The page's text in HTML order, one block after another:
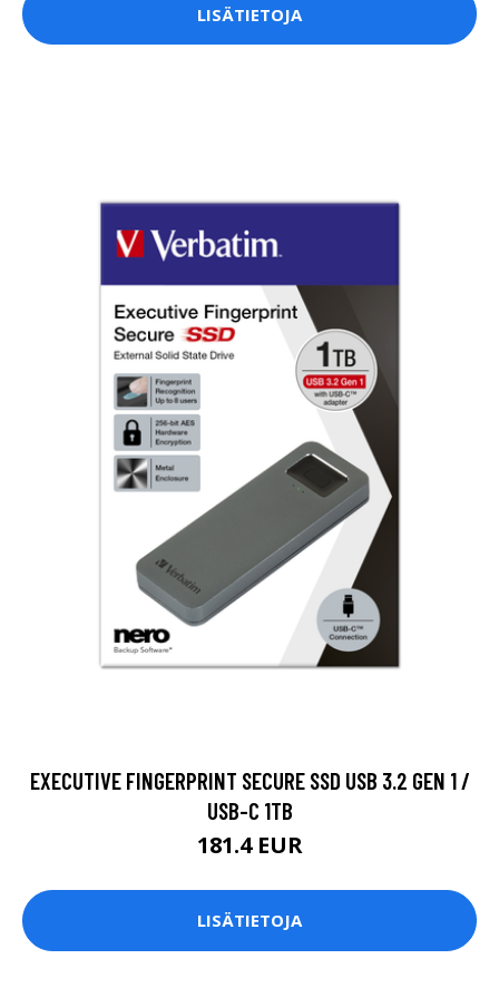
LISÄTIETOJA
EXECUTIVE FINGERPRINT SECURE SSD USB 3.2 GEN 1 /
USB-C 1TB
181.4 EUR
LISÄTIETOJA